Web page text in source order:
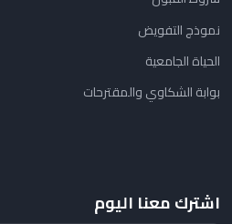
نموذج التفويض
الحياة الجامعية
بوابة الشكاوي والمقترحات
اشترك معنا اليوم